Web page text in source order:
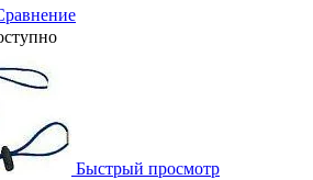
Быстрый просмотр